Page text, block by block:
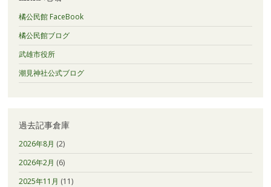
橘公民館 FaceBook
橘公民館ブログ
武雄市役所
潮見神社公式ブログ
過去記事倉庫
2026年8月 (2)
2026年2月 (6)
2025年11月 (11)